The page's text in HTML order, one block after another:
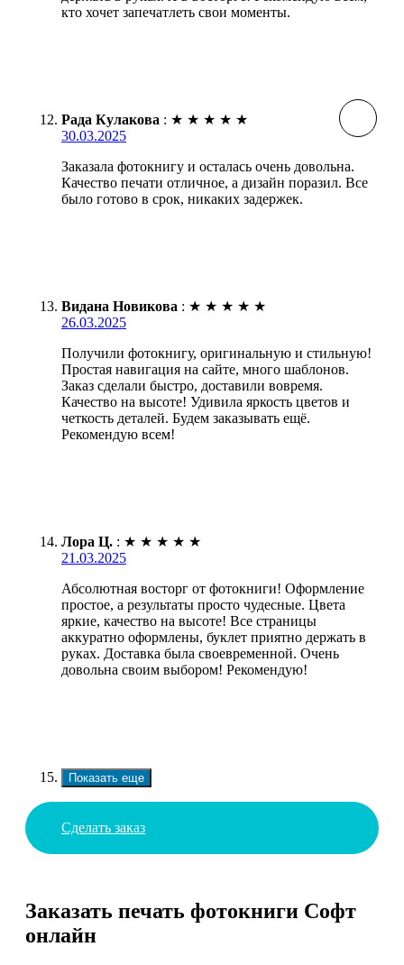
кто хочет запечатлеть свои моменты.
Рада Кулакова : ★ ★ ★ ★ ★
30.03.2025
Заказала фотокнигу и осталась очень довольна.
Качество печати отличное, а дизайн поразил. Все
было готово в срок, никаких задержек.
Видана Новикова : ★ ★ ★ ★ ★
26.03.2025
Получили фотокнигу, оригинальную и стильную!
Простая навигация на сайте, много шаблонов.
Заказ сделали быстро, доставили вовремя.
Качество на высоте! Удивила яркость цветов и
четкость деталей. Будем заказывать ещё.
Рекомендую всем!
Лора Ц. : ★ ★ ★ ★ ★
21.03.2025
Абсолютная восторг от фотокниги! Оформление
простое, а результаты просто чудесные. Цвета
яркие, качество на высоте! Все страницы
аккуратно оформлены, буклет приятно держать в
руках. Доставка была своевременной. Очень
довольна своим выбором! Рекомендую!
Показать еще
Сделать заказ
Заказать печать фотокниги Софт
онлайн